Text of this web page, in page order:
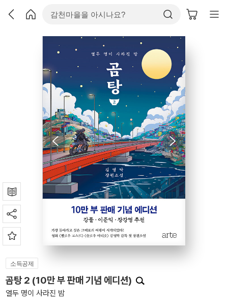
소득공제
곰탕 2 (10만 부 판매 기념 에디션)
열두 명이 사라진 밤